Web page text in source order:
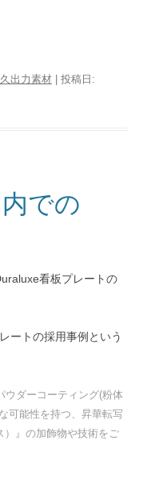
出力素材 | 投稿日:
での
看板プレートの
ートの採用事例という
ウダーコーティング(粉体
可能性を持つ、昇華転写
）』の加飾物や技術をご